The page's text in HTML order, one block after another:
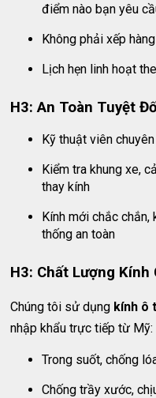
điểm nào bạn yêu
Không phải xếp
Lịch hẹn linh hoạt
H3: An Toàn Tuyệt
Kỹ thuật viên
Kiểm tra khung xe,
thay kính
Kính mới chắc chắn,
thống an toàn
H3: Chất Lượng Kính
Chúng tôi sử dụng kính ô
nhập khẩu trực tiếp từ Mỹ:
Trong suốt, chống
Chống trầy xước,